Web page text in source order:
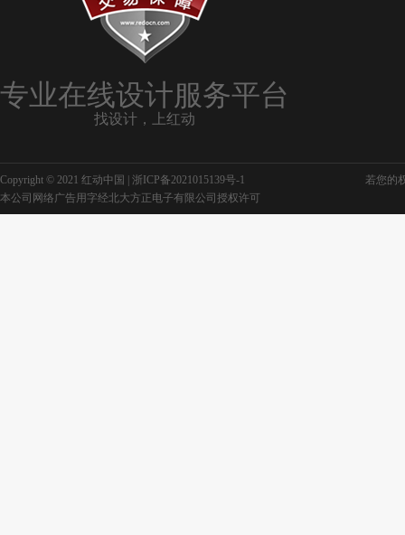
民族团结易拉宝
民族团结ppt
民族团结竖版
专业在线设计服务平台
找设计，上红动
Copyright © 2021 红动中国 | 浙ICP备2021015139号-1
若您的
本公司网络广告用字经北大方正电子有限公司授权许可